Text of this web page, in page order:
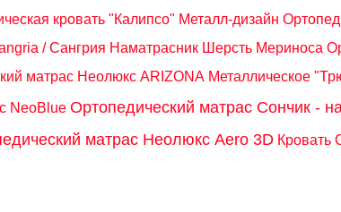
кровать "Калипсо" Металл-дизайн
/ Сангрия Наматрасник Шерсть Мериноса
матрас Неолюкс ARIZONA Металлическое
NeoBlue Ортопедический матрас Сончик -
матрас Неолюкс Aero 3D Кровать